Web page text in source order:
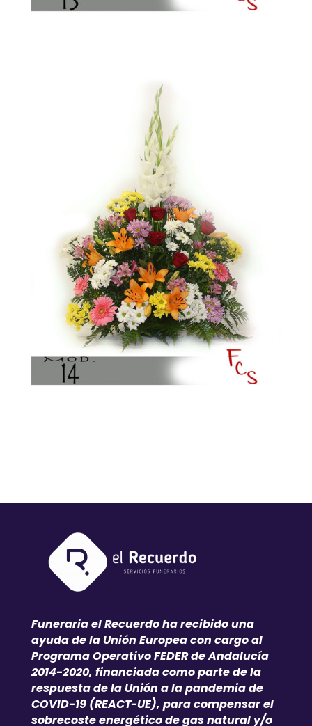
Funeraria el Recuerdo ha recibido una
ayuda de la Unión Europea con cargo al
Programa Operativo FEDER de Andalucía
2014-2020, financiada como parte de la
respuesta de la Unión a la pandemia de
COVID-19 (REACT-UE), para compensar el
sobrecoste energético de gas natural y/o